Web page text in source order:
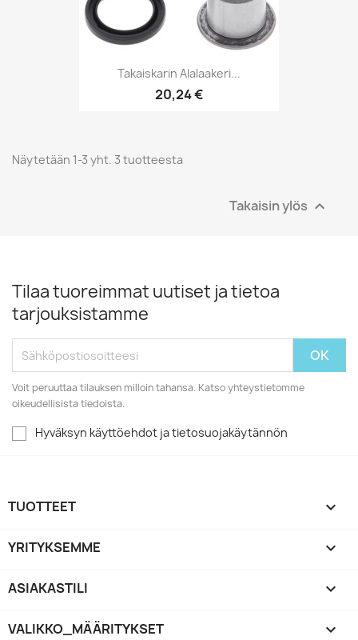
Takaiskarin Alalaakeri...
20,24 €
Näytetään 1-3 yht. 3 tuotteesta
Takaisin ylös 
Tilaa tuoreimmat uutiset ja tietoa
tarjouksistamme
Voit peruuttaa tilauksen milloin tahansa. Katso yhteystietomme
oikeudellisista tiedoista.
Hyväksyn käyttöehdot ja tietosuojakäytännön
TUOTTEET 
YRITYKSEMME 
ASIAKASTILI 
VALIKKO_MÄÄRITYKSET keyboard_arrow_down